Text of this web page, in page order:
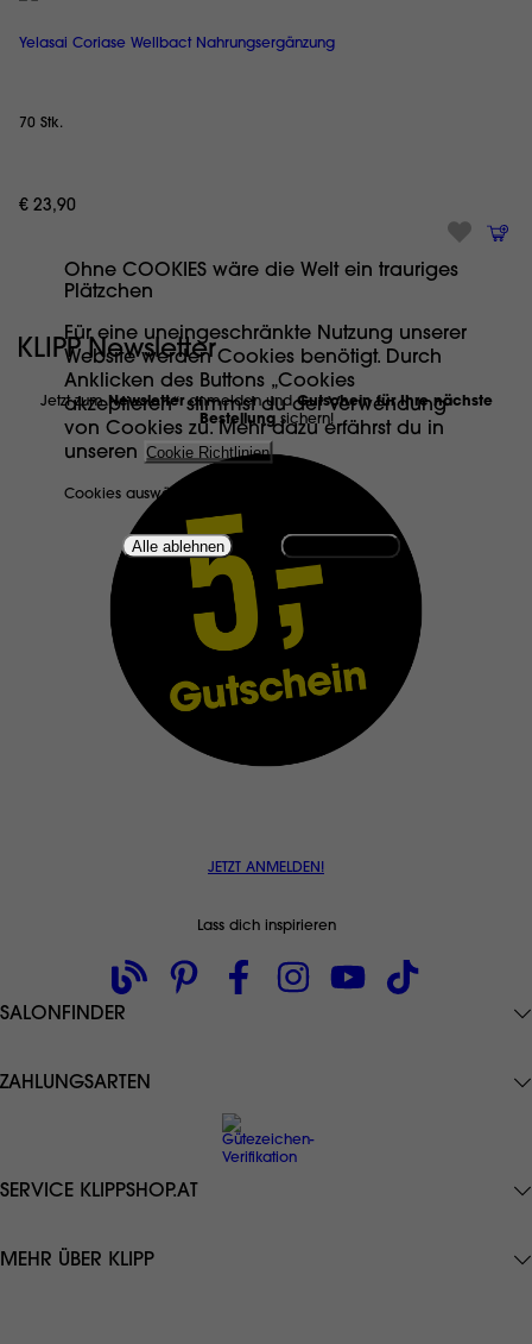
Yelasai Coriase Wellbact Nahrungsergänzung
70 Stk.
€ 23,90
KLIPP Newsletter
Jetzt zumNewsletteranmelden undGutschein für Ihre nächste
Bestellungsichern!
JETZT ANMELDEN!
Lass dich inspirieren
SALONFINDER
ZAHLUNGSARTEN
SERVICE KLIPPSHOP.AT
AGB
MEHR ÜBER KLIPP
Ohne COOKIES wäre die Welt ein trauriges
Plätzchen
Für eine uneingeschränkte Nutzung unserer
Website werden Cookies benötigt. Durch
Anklicken des Buttons „Cookies
akzeptieren“ stimmst du der Verwendung
von Cookies zu. Mehr dazu erfährst du in
unseren Cookie Richtlinien.
Cookies auswählen
Alle ablehnen